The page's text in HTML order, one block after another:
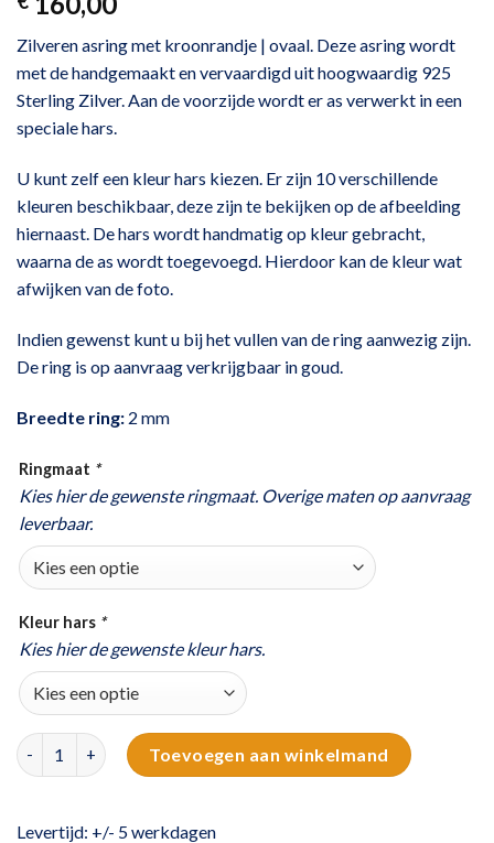
Zilveren asring met kroonrandje | ovaal. Deze asring wordt
met de handgemaakt en vervaardigd uit hoogwaardig 925
Sterling Zilver. Aan de voorzijde wordt er as verwerkt in een
speciale hars.
U kunt zelf een kleur hars kiezen. Er zijn 10 verschillende
kleuren beschikbaar, deze zijn te bekijken op de afbeelding
hiernaast. De hars wordt handmatig op kleur gebracht,
waarna de as wordt toegevoegd. Hierdoor kan de kleur wat
afwijken van de foto.
Indien gewenst kunt u bij het vullen van de ring aanwezig zijn.
De ring is op aanvraag verkrijgbaar in goud.
Breedte ring: 2 mm
Ringmaat *
Kies hier de gewenste ringmaat. Overige maten op aanvraag
leverbaar.
Kleur hars *
Kies hier de gewenste kleur hars.
Zilveren asring met kroonrandje | ovaal aantal
Toevoegen aan winkelmand
Levertijd: +/- 5 werkdagen